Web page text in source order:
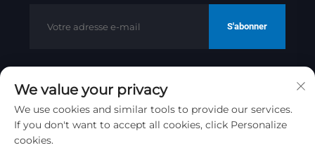
S'abonner
Copyright © 2025 par Jinan Golden
Bridge Precision Machinery Co.ltd
Politique de confidentialité
We value your privacy
We use cookies and similar tools to provide our services.
If you don't want to accept all cookies, click Personalize
cookies.